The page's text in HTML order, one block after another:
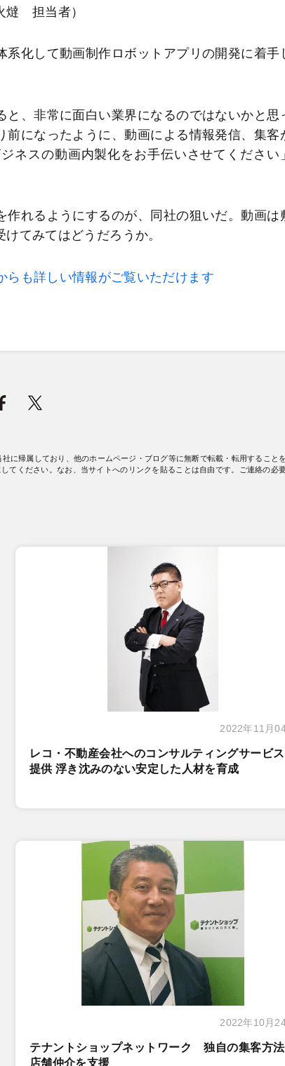
燵 担当者）
化して動画制作ロボットアプリの開発に着手
と、非常に面白い業界になるのではないかと思
になったように、動画による情報発信、集客
ネスの動画内製化をお手伝いさせてください」
れるようにするのが、同社の狙いだ。動画は
てみてはどうだろうか。
らも詳しい情報がご覧いただけます
に帰属しており、他のホームページ・ブログ等に無断で転載・転用すること
てください。なお、当サイトへのリンクを貼ることは自由です。ご連絡の必
2022年11月
レコ・不動産会社へのコンサルティングサービ
提供 浮き沈みのない安定した人材を育成
2022年10月
テナントショップネットワーク 独自の集客方
店舗仲介を支援